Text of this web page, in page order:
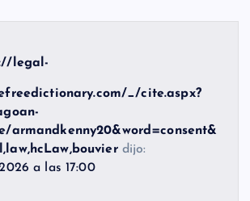
legal-
_/cite.aspx?
armandkenny20&word=consent&
dijo:
a las 17:00